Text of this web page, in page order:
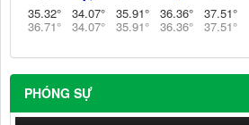
35.32°
36.71°
34.07°
34.07°
35.91°
35.91°
36.36°
36.36°
37.51°
37.51°
PHÓNG SỰ